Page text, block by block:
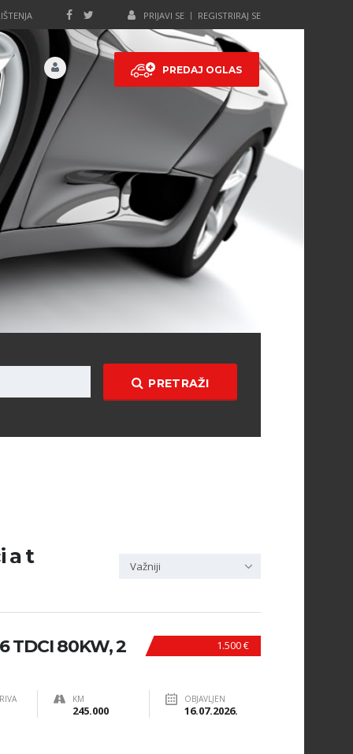
PRIJAVI SE REGISTRIRAJ SE
PREDAJ OGLAS
PRETRAŽI
a t Važniji
1.500 €
TDCI 80KW, 2
KM
245.000
OBJAVLJEN
16.07.2026.